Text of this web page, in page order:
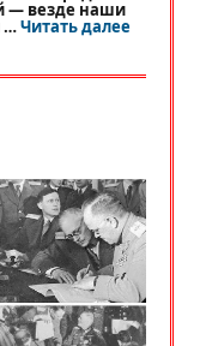
— везде наши
…Читать далее«